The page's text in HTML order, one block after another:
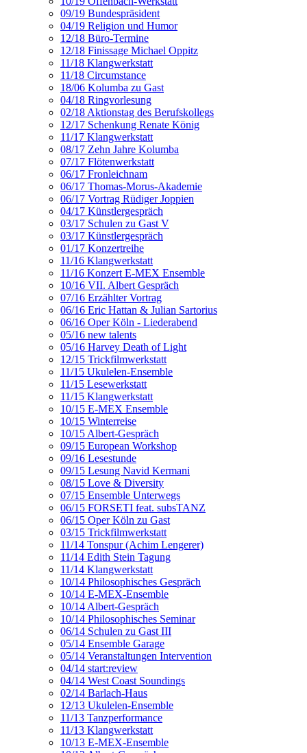
09/19 Bundespräsident
04/19 Religion und Humor
12/18 Büro-Termine
12/18 Finissage Michael Oppitz
11/18 Klangwerkstatt
11/18 Circumstance
18/06 Kolumba zu Gast
04/18 Ringvorlesung
02/18 Aktionstag des Berufskollegs
12/17 Schenkung Renate König
11/17 Klangwerkstatt
08/17 Zehn Jahre Kolumba
07/17 Flötenwerkstatt
06/17 Fronleichnam
06/17 Thomas-Morus-Akademie
06/17 Vortrag Rüdiger Joppien
04/17 Künstlergespräch
03/17 Schulen zu Gast V
03/17 Künstlergespräch
01/17 Konzertreihe
11/16 Klangwerkstatt
11/16 Konzert E-MEX Ensemble
10/16 VII. Albert Gespräch
07/16 Erzählter Vortrag
06/16 Eric Hattan & Julian Sartorius
06/16 Oper Köln - Liederabend
05/16 new talents
05/16 Harvey Death of Light
12/15 Trickfilmwerkstatt
11/15 Ukulelen-Ensemble
11/15 Lesewerkstatt
11/15 Klangwerkstatt
10/15 E-MEX Ensemble
10/15 Winterreise
10/15 Albert-Gespräch
09/15 European Workshop
09/16 Lesestunde
09/15 Lesung Navid Kermani
08/15 Love & Diversity
07/15 Ensemble Unterwegs
06/15 FORSETI feat. subsTANZ
06/15 Oper Köln zu Gast
03/15 Trickfilmwerkstatt
11/14 Tonspur (Achim Lengerer)
11/14 Edith Stein Tagung
11/14 Klangwerkstatt
10/14 Philosophisches Gespräch
10/14 E-MEX-Ensemble
10/14 Albert-Gespräch
10/14 Philosophisches Seminar
06/14 Schulen zu Gast III
05/14 Ensemble Garage
05/14 Veranstaltungen Intervention
04/14 start:review
04/14 West Coast Soundings
02/14 Barlach-Haus
12/13 Ukulelen-Ensemble
11/13 Tanzperformance
11/13 Klangwerkstatt
10/13 E-MEX-Ensemble